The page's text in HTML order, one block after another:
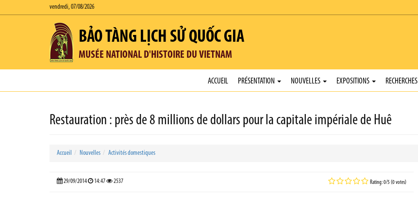
vendredi, 07/08/2026
BẢO TÀNG LỊCH SỬ QUỐC GIA
MUSÉE NATIONAL D'HISTOIRE DU VIETNAM
ACCUEIL PRÉSENTATION NOUVELLES EXPOSITIONS RECHERCHES
Restauration : près de 8 millions de dollars pour la capitale impériale de Huê
Accueil Nouvelles Activités domestiques
29/09/2014 14:47 2537 Rating: 0/5 (0 votes)